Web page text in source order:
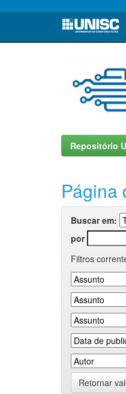
Skip
Repositório
Página
Buscar em:
por
Filtros
Retornar